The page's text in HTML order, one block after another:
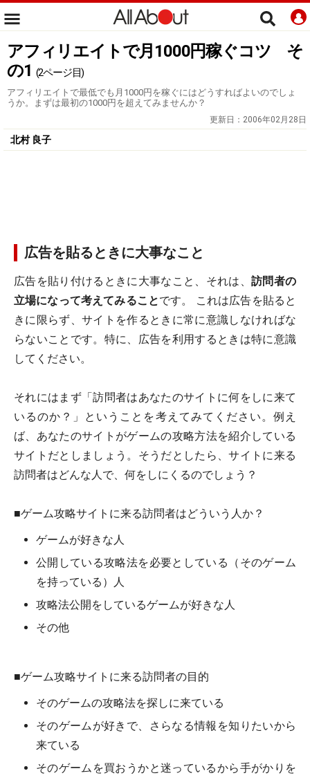
アフィリエイトで月1000円稼ぐコツ そ
の1 (2ページ目)
アフィリエイトで最低でも月1000円を稼ぐにはどうすればよいのでしょ
うか。まずは最初の1000円を超えてみませんか？
更新日： 2006年02月28日
北村 良子
広告を貼るときに大事なこと
広告を貼り付けるときに大事なこと、それは、 訪問者の
立場になって考えてみることです。 これは広告を貼ると
きに限らず、サイトを作るときに常に意識しなければな
らないことです。特に、広告を利用するときは特に意識
してください。
それにはまず「訪問者はあなたのサイトに何をしに来て
いるのか？」ということを考えてみてください。例え
ば、あなたのサイトがゲームの攻略方法を紹介している
サイトだとしましょう。そうだとしたら、サイトに来る
訪問者はどんな人で、何をしにくるのでしょう？
■ゲーム攻略サイトに来る訪問者はどういう人か？
ゲームが好きな人
公開している攻略法を必要としている（そのゲーム
を持っている）人
攻略法公開をしているゲームが好きな人
その他
■ゲーム攻略サイトに来る訪問者の目的
そのゲームの攻略法を探しに来ている
そのゲームが好きで、さらなる情報を知りたいから
来ている
そのゲームを買おうかと迷っているから手がかりを